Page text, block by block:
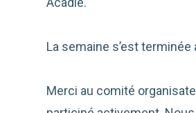
La semaine s’est
Merci au comité